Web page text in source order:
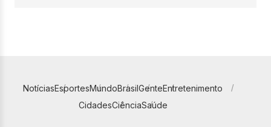
NotíciasEsportesMundoBrasilGenteEntretenimento
CidadesCiênciaSaúde